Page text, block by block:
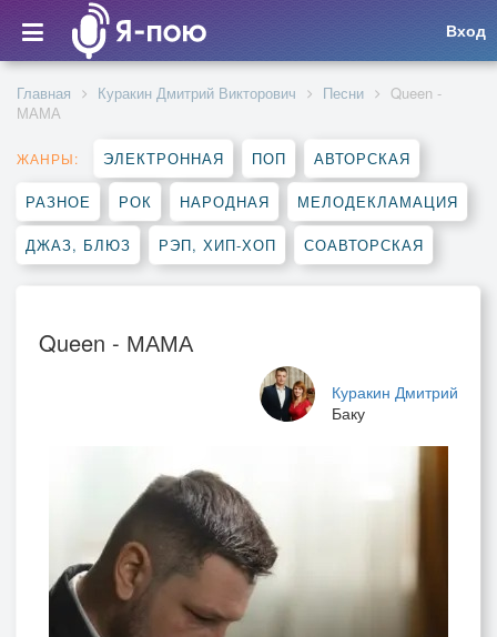
Вход
Главная Куракин Дмитрий Викторович Песни
Queen -
МАМА
ЖАНРЫ: ЭЛЕКТРОННАЯ ПОП АВТОРСКАЯ
РАЗНОЕ РОК НАРОДНАЯ МЕЛОДЕКЛАМАЦИЯ
ДЖАЗ, БЛЮЗ РЭП, ХИП-ХОП СОАВТОРСКАЯ
Queen - МАМА
Куракин Дмитрий
Баку